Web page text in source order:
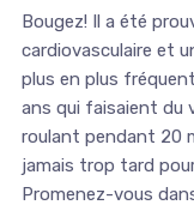
Bougez! Il a été
cardiovasculaire et
plus en plus
ans qui faisaient du
roulant pendant 20
jamais trop tard
Promenez-vous